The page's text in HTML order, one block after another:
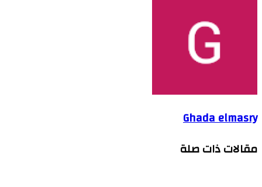
Ghada elmasry
مقالات ذات صلة